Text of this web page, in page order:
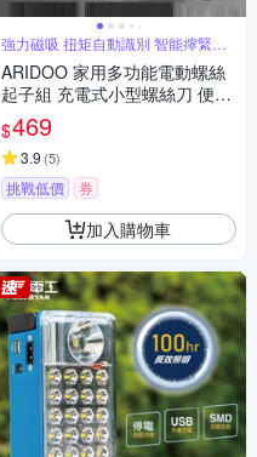
強力磁吸 扭矩自動識別 智能擰緊即
停
ARIDOO 家用多功能電動螺絲
起子組 充電式小型螺絲刀 便攜
螺絲維修工具套裝 螺絲批
$469
3.9 (5)
挑戰低價 券
加入購物車